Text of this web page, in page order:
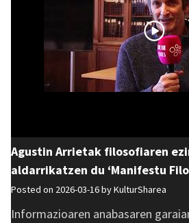
Agustin Arrietak filosofiaren
aldarrikatzen du ‘Manifestu
Posted on 2026-03-16 byKulturSharea
Informazioaren anabasaren